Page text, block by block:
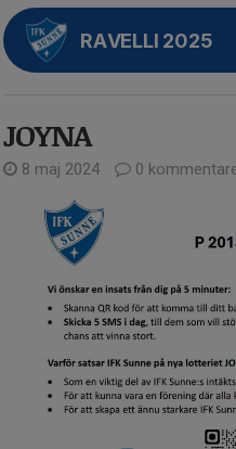
RAVELLI 2025
JOYNA
8 maj 2024 0